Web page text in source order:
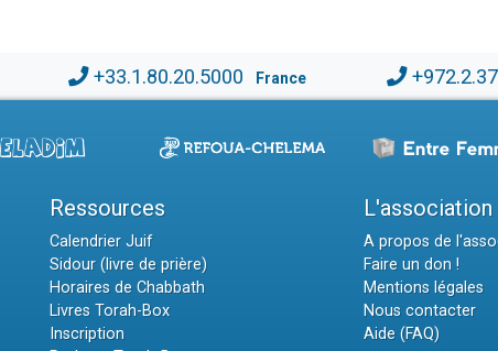
+33.1.80.20.5000 France
Ressources
Calendrier Juif
Sidour (livre de prière)
Horaires de Chabbath
Livres Torah-Box
Inscription
L'association
A propos de
Faire un don !
Mentions légales
Nous contacter
Aide (FAQ)